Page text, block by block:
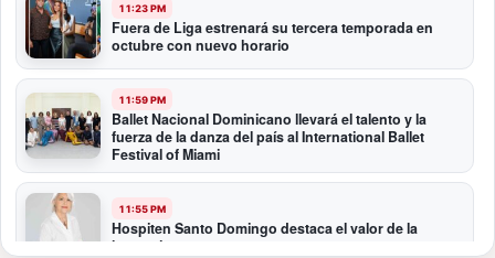
11:23 PM
Fuera de Liga estrenará su tercera temporada en
octubre con nuevo horario
11:59 PM
Ballet Nacional Dominicano llevará el talento y la
fuerza de la danza del país al International Ballet
Festival of Miami
11:55 PM
Hospiten Santo Domingo destaca el valor de la
lactancia materna